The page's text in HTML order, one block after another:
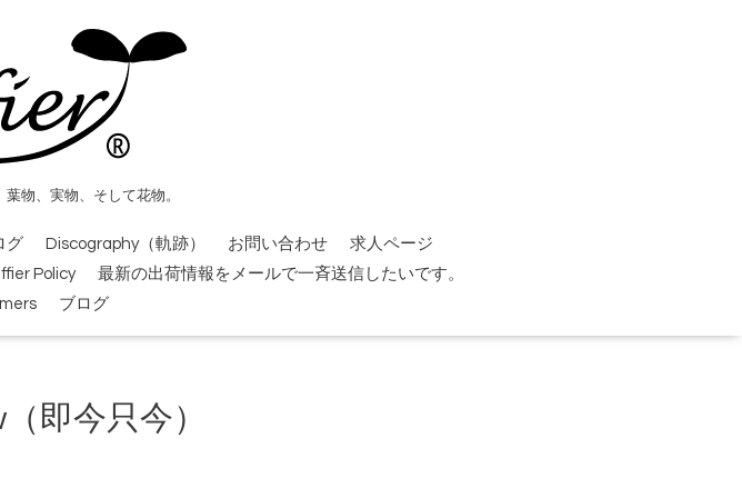
物、実物、そして花物。
グ Discography（軌跡） お問い合わせ
求人ページ
Policy
最新の出荷情報をメールで一斉送信したいです。
ブログ
即今只今）